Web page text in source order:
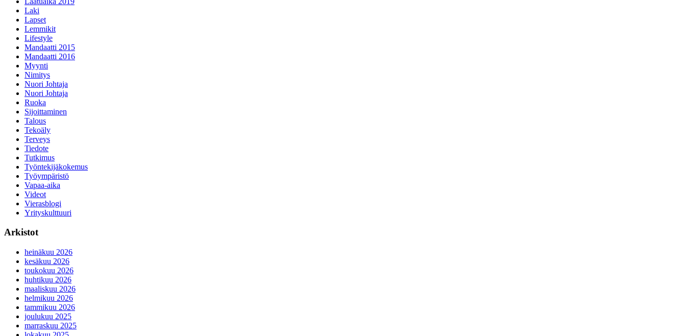
Laki
Lapset
Lemmikit
Lifestyle
Mandaatti 2015
Mandaatti 2016
Myynti
Nimitys
Nuori Johtaja
Nuori Johtaja
Ruoka
Sijoittaminen
Talous
Tekoäly
Terveys
Tiedote
Tutkimus
Työntekijäkokemus
Työympäristö
Vapaa-aika
Videot
Vierasblogi
Yrityskulttuuri
Arkistot
heinäkuu 2026
kesäkuu 2026
toukokuu 2026
huhtikuu 2026
maaliskuu 2026
helmikuu 2026
tammikuu 2026
joulukuu 2025
marraskuu 2025